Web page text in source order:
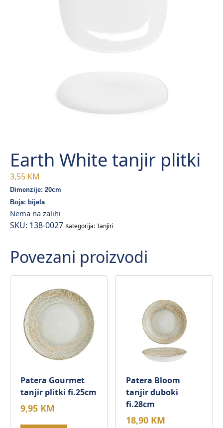
Earth White tanjir plitki
3,55 KM
Dimenzije: 20cm
Boja: bijela
Nema na zalihi
SKU: 138-0027 Kategorija:Tanjiri
Povezani proizvodi
Patera Gourmet
tanjir plitki fi.25cm
9,95 KM
Patera Bloom
tanjir duboki
fi.28cm
18,90 KM